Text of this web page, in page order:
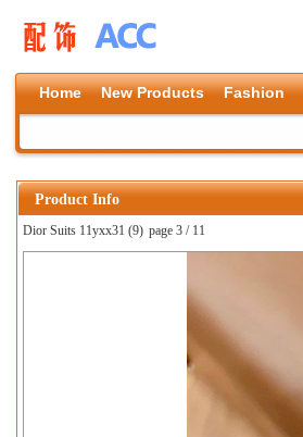
Home New Products Fashion
Product Info
Dior Suits 11yxx31 (9) page 3 / 11